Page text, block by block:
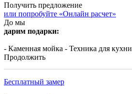
Получить предложение
или попробуйте «Онлайн расчет»
До мы
дарим подарки:
- Каменная мойка - Техника для кухни
Продолжить
Бесплатный замер